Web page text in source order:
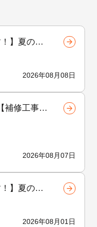
】夏の地
フォーム
2026年08月08日
補修工事シ
れは危
置するリ
2026年08月07日
】夏の地
フォーム
2026年08月01日